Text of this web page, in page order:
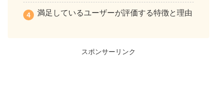
満足しているユーザーが評価する特徴と理由
スポンサーリンク